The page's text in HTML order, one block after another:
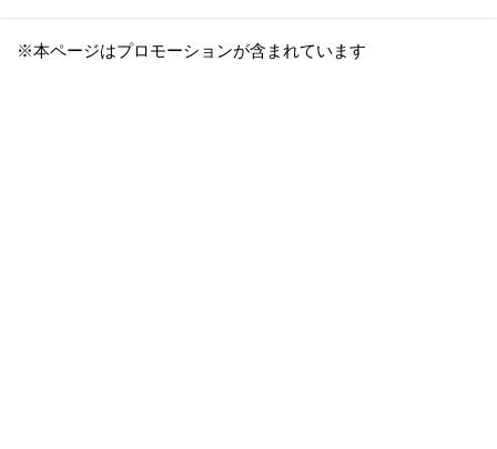
※本ページはプロモーションが含まれています